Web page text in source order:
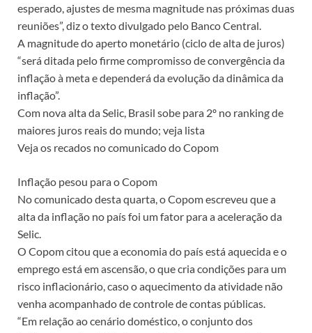
esperado, ajustes de mesma magnitude nas próximas duas
reuniões”, diz o texto divulgado pelo Banco Central.
A magnitude do aperto monetário (ciclo de alta de juros)
“será ditada pelo firme compromisso de convergência da
inflação à meta e dependerá da evolução da dinâmica da
inflação”.
Com nova alta da Selic, Brasil sobe para 2º no ranking de
maiores juros reais do mundo; veja lista
Veja os recados no comunicado do Copom
Inflação pesou para o Copom
No comunicado desta quarta, o Copom escreveu que a
alta da inflação no país foi um fator para a aceleração da
Selic.
O Copom citou que a economia do país está aquecida e o
emprego está em ascensão, o que cria condições para um
risco inflacionário, caso o aquecimento da atividade não
venha acompanhado de controle de contas públicas.
“Em relação ao cenário doméstico, o conjunto dos